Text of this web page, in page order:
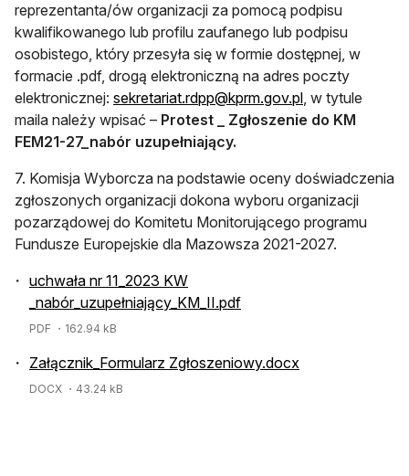
reprezentanta/ów organizacji za pomocą podpisu
kwalifikowanego lub profilu zaufanego lub podpisu
osobistego, który przesyła się w formie dostępnej, w
formacie .pdf, drogą elektroniczną na adres poczty
elektronicznej: sekretariat.rdpp@kprm.gov.plotwiera się w
, w tytule
maila należy wpisać – Protest _ Zgłoszenie do KM
FEM21-27_nabór uzupełniający.
7. Komisja Wyborcza na podstawie oceny doświadczenia
zgłoszonych organizacji dokona wyboru organizacji
pozarządowej do Komitetu Monitorującego programu
Fundusze Europejskie dla Mazowsza 2021-2027.
uchwała nr 11_2023 KW
_nabór_uzupełniający_KM_II.pdf
PDF ・162.94 kB
Załącznik_Formularz Zgłoszeniowy.docx
DOCX ・43.24 kB